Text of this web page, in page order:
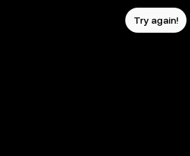
Try again!